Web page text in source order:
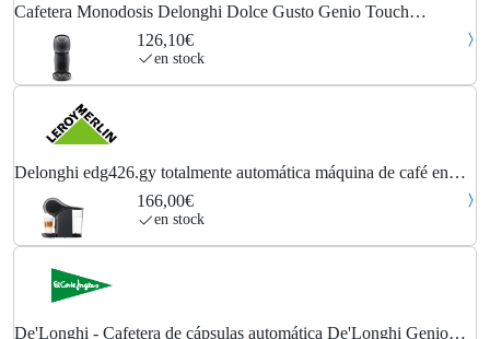
Cafetera Monodosis Delonghi Dolce Gusto Genio Touch
EDG426.GY, 1600 W, 15 Bares, 0.8 L - Negro
126,10€
en stock
Delonghi edg426.gy totalmente automática máquina de café en
166,00€
en stock
De'Longhi - Cafetera de cápsulas automática De'Longhi Genio